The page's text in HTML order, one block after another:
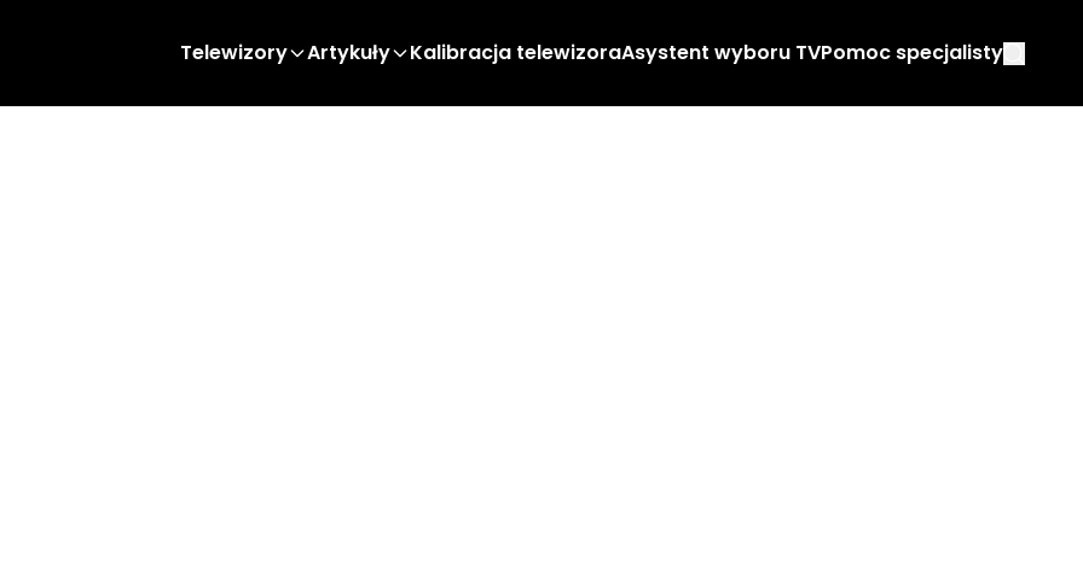
Telewizory Artykuły Kalibracja telewizoraAsystent wyboru TVPomoc specjalisty